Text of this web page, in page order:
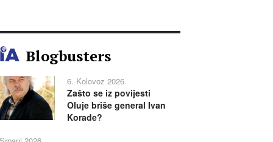
Blogbusters
6. Kolovoz 2026.
Zašto se iz povijesti
Oluje briše general Ivan
Korade?